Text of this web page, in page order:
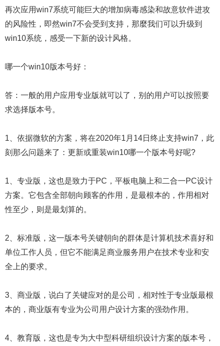
再次应用win7系统可能巨大的增加病毒感染和故意软件进攻
的风险性，即然win7不会受到支持，那麼我们可以升级到
win10系统，感受一下新的设计风格。
哪一个win10版本号好：
答：一般的用户应用专业版就可以了，别的用户可以按照要
求选择版本号。
1、依据微软的方案，将在2020年1月14日终止支持win7，此
刻那么问题来了：更新或重装win10哪一个版本号好呢?
1、专业版，这也是致力于PC，平板电脑上和二合一PC设计
方案。它包含全部朝向顾客的作用，是最根本的，作用相对
性至少，则是最划算的。
2、标准版，这一版本号关键朝向的群体是计算机技术喜好和
单位工作人员，但它不能满足商业服务用户在技术专业和安
全上的要求。
3、商业版，说白了关键应对的是公司，相对性于专业版最根
本的，商业版有专业为公司用户设计方案的强劲作用。
4、教育版，这也是专为大中型科研组织设计方案的版本号，